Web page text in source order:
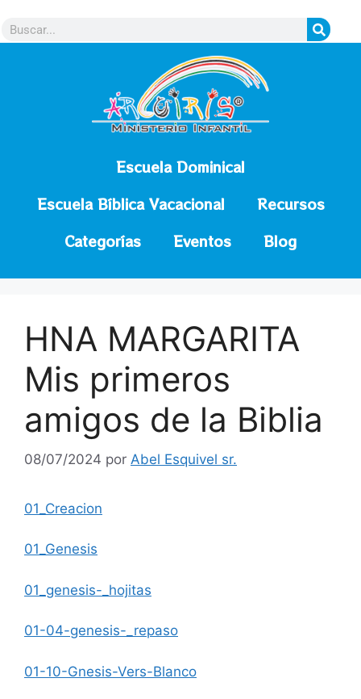
Escuela Dominical
Escuela Bíblica Vacacional
Recursos
Categorías
Eventos Blog
HNA MARGARITA
Mis primeros
amigos de la Biblia
08/07/2024 por Abel Esquivel sr.
01_Creacion
01_Genesis
01_genesis-_hojitas
01-04-genesis-_repaso
01-10-Gnesis-Vers-Blanco